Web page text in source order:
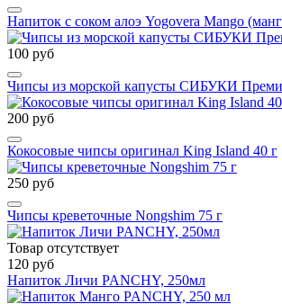
Напиток с соком алоэ Yogovera Мango
100 руб
Чипсы из морской капусты СИБУКИ
200 руб
Кокосовые чипсы оригинал King Island 40 г
250 руб
Чипсы креветочные Nongshim 75 г
Товар отсутствует
120 руб
Напиток Личи PANCHY, 250мл